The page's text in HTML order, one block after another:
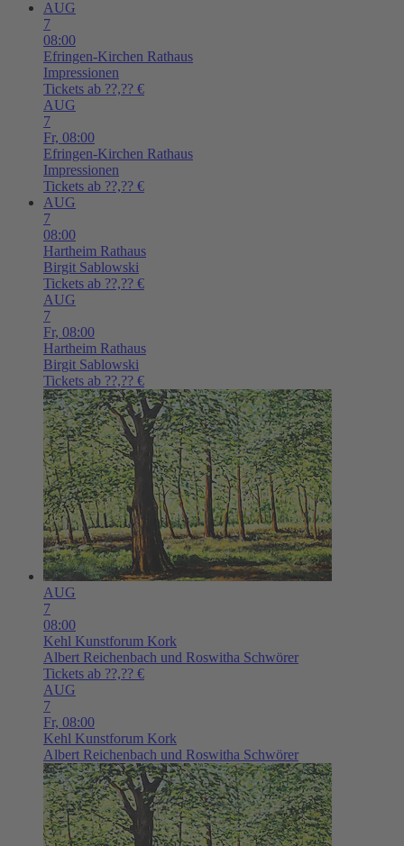
AUG
7
08:00
Efringen-Kirchen Rathaus
Impressionen
Tickets ab ??,?? €
AUG
7
Fr, 08:00
Efringen-Kirchen Rathaus
Impressionen
Tickets ab ??,?? €
AUG
7
08:00
Hartheim Rathaus
Birgit Sablowski
Tickets ab ??,?? €
AUG
7
Fr, 08:00
Hartheim Rathaus
Birgit Sablowski
Tickets ab ??,?? €
AUG
7
08:00
Kehl Kunstforum Kork
Albert Reichenbach und Roswitha Schwörer
Tickets ab ??,?? €
AUG
7
Fr, 08:00
Kehl Kunstforum Kork
Albert Reichenbach und Roswitha Schwörer